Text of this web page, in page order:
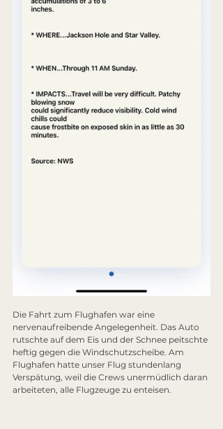
Die Fahrt zum Flughafen war eine
nervenaufreibende Angelegenheit. Das Auto
rutschte auf dem Eis und der Schnee peitschte
heftig gegen die Windschutzscheibe. Am
Flughafen hatte unser Flug stundenlang
Verspätung, weil die Crews unermüdlich daran
arbeiteten, alle Flugzeuge zu enteisen.